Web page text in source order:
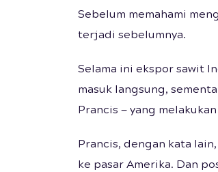
Sebelum memahami
terjadi sebelumnya.
Selama ini ekspor sawit
masuk langsung,
Prancis — yang
Prancis, dengan kata
ke pasar Amerika. Dan